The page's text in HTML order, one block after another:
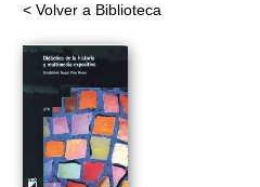
< Volver a Biblioteca